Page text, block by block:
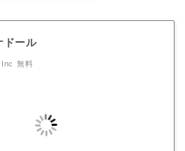
ドール
無料